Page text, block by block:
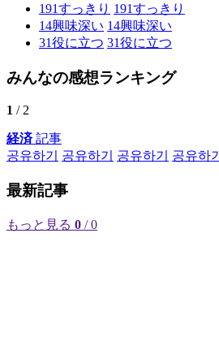
191すっきり 191すっきり
14興味深い 14興味深い
31役に立つ 31役に立つ
みんなの感想ランキング
1 / 2
経済記事
공유하기
공유하기 공유하기 공유하기
最新記事
もっと見る 0 / 0